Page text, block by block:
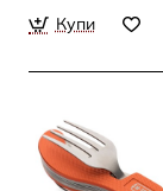
Купи